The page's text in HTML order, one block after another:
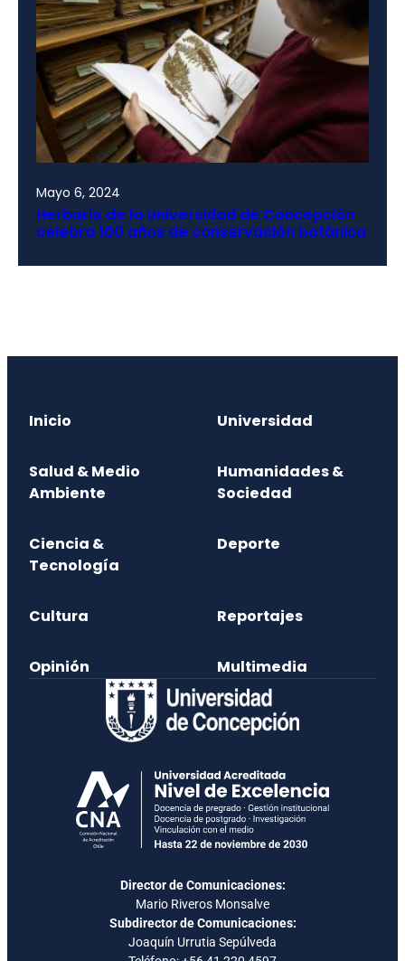
Mayo 6, 2024
Herbario de la Universidad de Concepción
celebra 100 años de conservación botánica
Inicio Universidad
Salud & Medio
Ambiente
Humanidades &
Sociedad
Ciencia &
Tecnología
Deporte
Cultura Reportajes
Opinión Multimedia
Director de Comunicaciones:
Mario Riveros Monsalve
Subdirector de Comunicaciones:
Joaquín Urrutia Sepúlveda